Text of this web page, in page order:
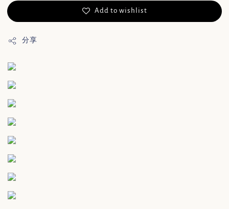
Add to wishlist
分享